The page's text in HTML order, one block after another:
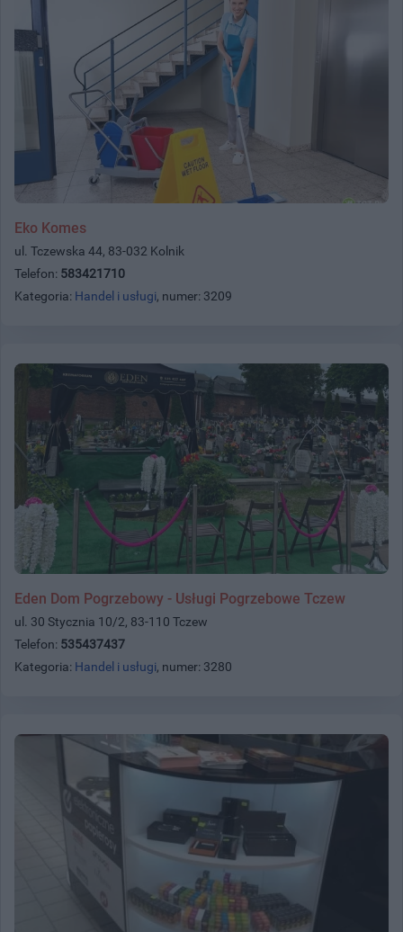
Eko Komes
ul. Tczewska 44, 83-032 Kolnik
Telefon: 583421710
Kategoria: Handel i usługi, numer: 3209
Eden Dom Pogrzebowy - Usługi Pogrzebowe Tczew
ul. 30 Stycznia 10/2, 83-110 Tczew
Telefon: 535437437
Kategoria: Handel i usługi, numer: 3280